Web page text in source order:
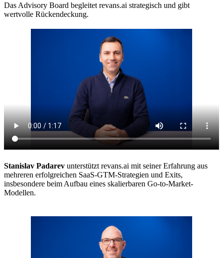
Das Advisory Board begleitet revans.ai strategisch und gibt
wertvolle Rückendeckung.
Stanislav Padarev unterstützt revans.ai mit seiner Erfahrung aus
mehreren erfolgreichen SaaS-GTM-Strategien und Exits,
insbesondere beim Aufbau eines skalierbaren Go-to-Market-
Modellen.